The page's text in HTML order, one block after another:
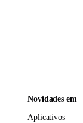
Novidades em
Aplicativos